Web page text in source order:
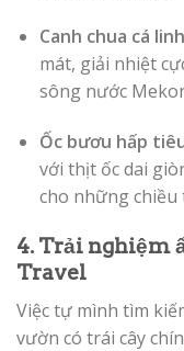
Canh chua cá
mát, giải nhiệt
sông nước
Ốc bươu hấp
với thịt ốc dai
cho những
4. Trải nghiệm
Travel
Việc tự mình tìm
vườn có trái cây